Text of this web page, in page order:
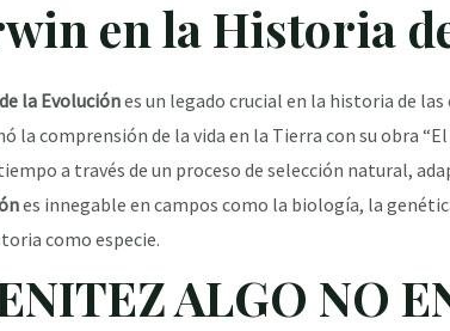
en la Historia
la Evoluciónes un legado crucial en la historia de
la comprensión de la vida en la Tierra con su obra
a través de un proceso de selección natural,
es innegable en campos como la biología, la
como especie.
ALGO NO